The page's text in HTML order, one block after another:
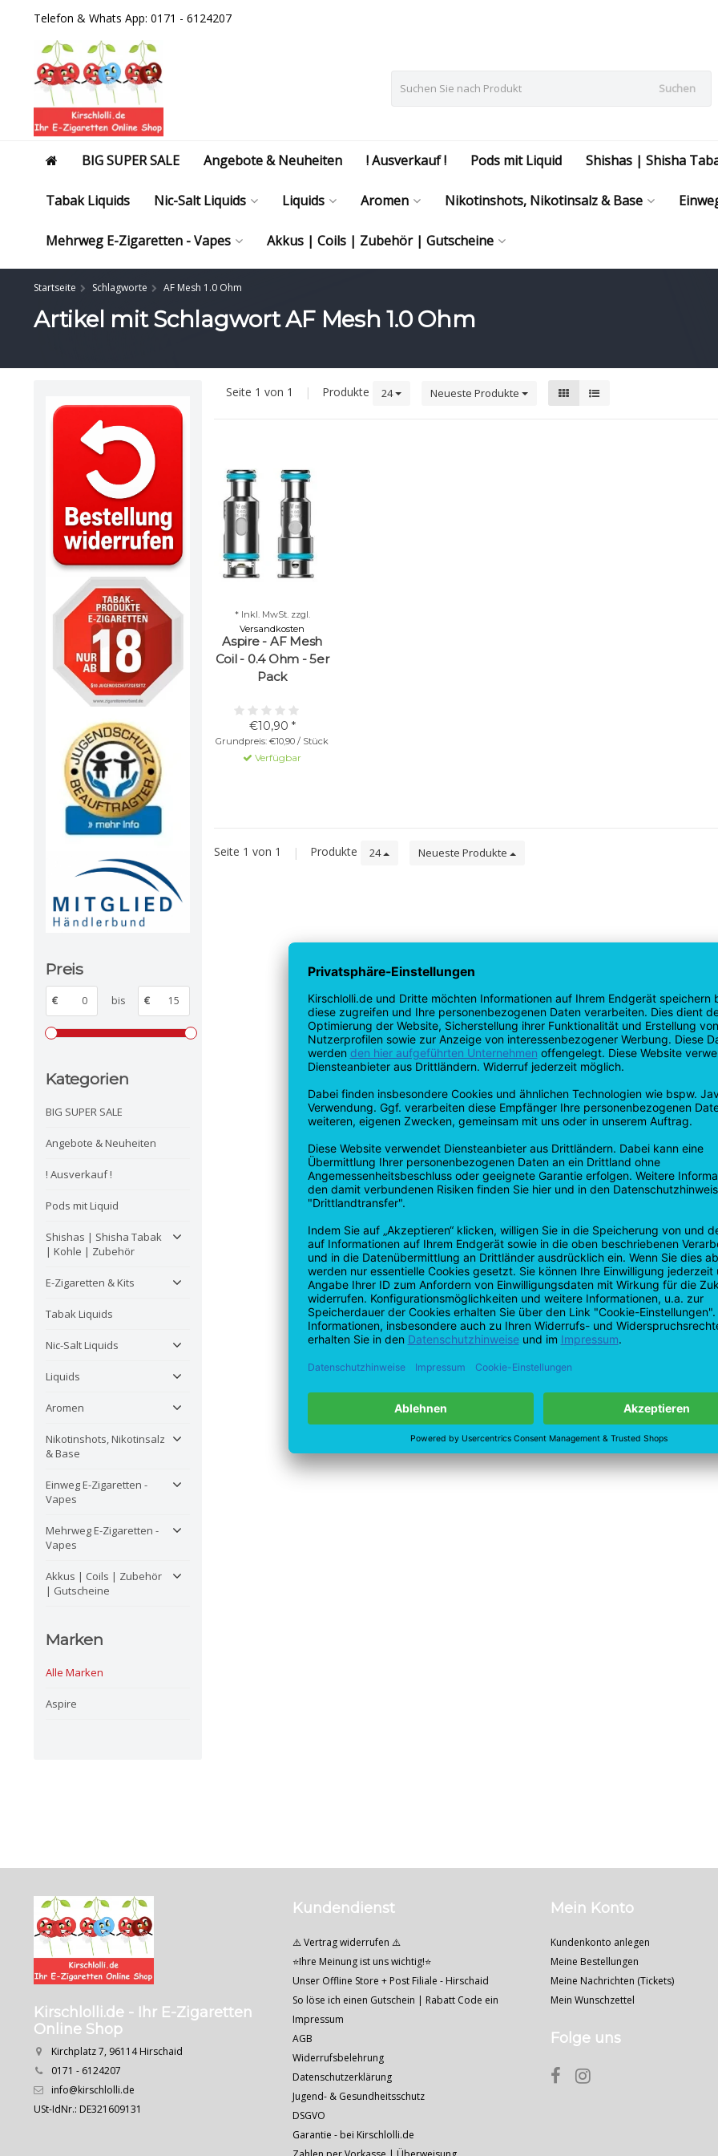
Telefon & Whats App: 0171 - 6124207
Suchen
BIG SUPER SALE Angebote & Neuheiten ! Ausverkauf ! Pods mit Liquid Shishas | Shisha
Tabak Liquids Nic-Salt Liquids Liquids Aromen Nikotinshots, Nikotinsalz & Base
Mehrweg E-Zigaretten - Vapes Akkus | Coils | Zubehör | Gutscheine
Startseite Schlagworte AF Mesh 1.0 Ohm
Artikel mit Schlagwort AF Mesh 1.0 Ohm
Preis
€ bis €
Kategorien
BIG SUPER SALE
Angebote & Neuheiten
! Ausverkauf !
Pods mit Liquid
Shishas | Shisha Tabak
| Kohle | Zubehör
E-Zigaretten & Kits
Tabak Liquids
Nic-Salt Liquids
Liquids
Aromen
Nikotinshots, Nikotinsalz
& Base
Einweg E-Zigaretten -
Vapes
Mehrweg E-Zigaretten -
Vapes
Akkus | Coils | Zubehör
| Gutscheine
Marken
Alle Marken
Aspire
Seite 1 von 1 | Produkte 24 Neueste Produkte
Aspire - AF Mesh
Coil - 0.4 Ohm - 5er
Pack
€10,90 *
Grundpreis: €10,90 / Stück
* Inkl. MwSt. zzgl.
Versandkosten
Verfügbar
Seite 1 von 1 | Produkte 24 Neueste Produkte
Kirschlolli.de - Ihr E-Zigaretten
Online Shop
Kirchplatz 7, 96114 Hirschaid
0171 - 6124207
info@kirschlolli.de
USt-IdNr.: DE321609131
Kundendienst
⚠️ Vertrag widerrufen ⚠️
⭐Ihre Meinung ist uns wichtig!⭐
Unser Offline Store + Post Filiale - Hirschaid
So löse ich einen Gutschein | Rabatt Code ein
Impressum
AGB
Widerrufsbelehrung
Datenschutzerklärung
Jugend- & Gesundheitsschutz
DSGVO
Garantie - bei Kirschlolli.de
Mein Konto
Kundenkonto anlegen
Meine Bestellungen
Meine Nachrichten (Tickets)
Mein Wunschzettel
Folge uns